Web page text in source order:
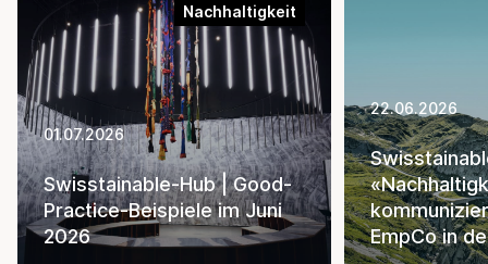
Nachhaltigkeit
01.07.2026
Swisstainable-Hub | Good-
Practice-Beispiele im Juni
2026
22.06.2026
EmpCo in